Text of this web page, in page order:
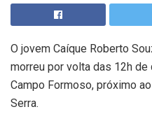
O jovem Caíque Roberto
morreu por volta das 12h
Campo Formoso, próximo
Serra.